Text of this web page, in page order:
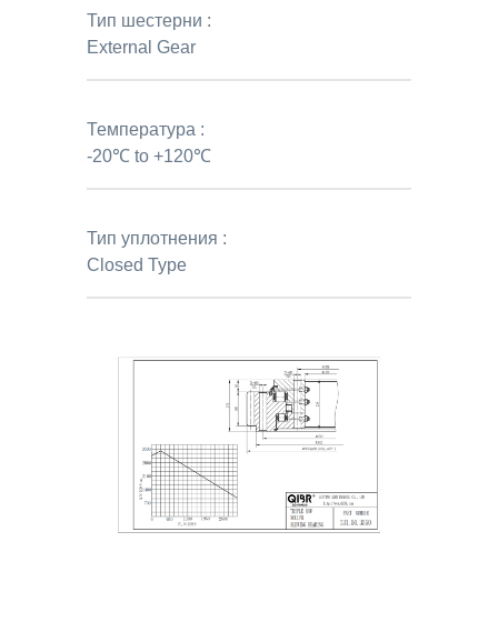
Тип шестерни :
External Gear
Температура :
-20℃ to +120℃
Тип уплотнения :
Closed Type